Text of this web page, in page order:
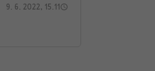
9. 6. 2022, 15.11